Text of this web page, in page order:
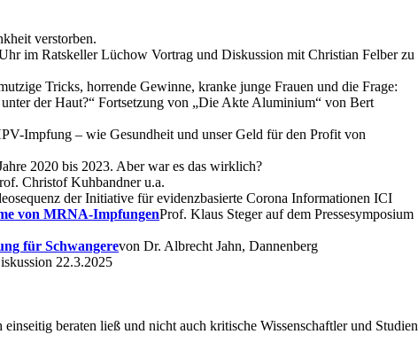
verstorben.
im Ratskeller Lüchow Vortrag und Diskussion mit Christian Felber zu
Tricks, horrende Gewinne, kranke junge Frauen und die Frage:
der Haut?“ Fortsetzung von „Die Akte Aluminium“ von Bert
Impfung – wie Gesundheit und unser Geld für den Profit von
2020 bis 2023. Aber war es das wirklich?
Christof Kuhbandner u.a.
der Initiative für evidenzbasierte Corona Informationen ICI
von MRNA-ImpfungenProf. Klaus Steger auf dem Pressesymposium
für Schwangerevon Dr. Albrecht Jahn, Dannenberg
22.3.2025
beraten ließ und nicht auch kritische Wissenschaftler und Studien